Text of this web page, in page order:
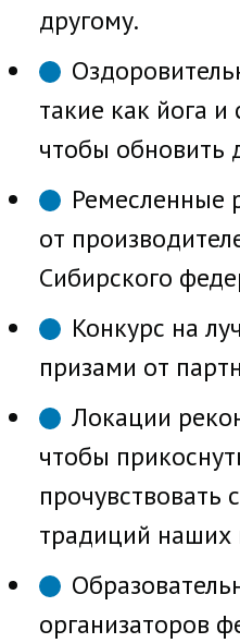
другому.
такие как йога и
чтобы обновить
Ремесленные
от
Сибирского
Конкурс на
призами от
Локации
чтобы
прочувствовать
традиций наших
организаторов